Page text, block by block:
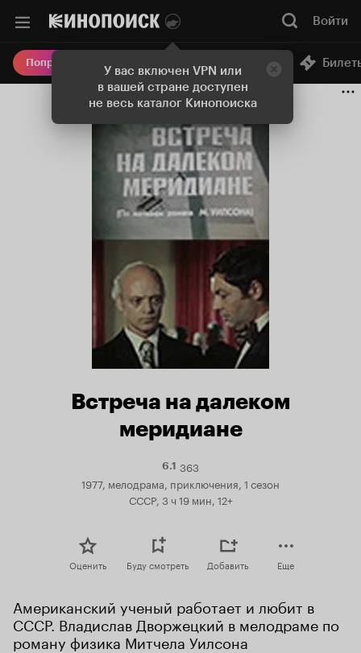
У вас включен VPN или
в вашей стране доступен
не весь каталог Кинопоиска
Войти
Попробовать Плюс Онлайн-кинотеатр
Встреча на далеком
меридиане
6.1Рейтинг
6.1
363
1977, мелодрама, приключения, 1 сезон
СССР, 3 ч 19 мин, 12+
Оценить Буду смотреть Добавить Еще
Американский ученый работает и любит в
СССР. Владислав Дворжецкий в мелодраме по
роману физика Митчела Уилсона